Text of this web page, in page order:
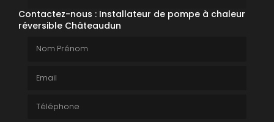
Contactez-nous : Installateur de pompe à chaleur
réversible Châteaudun